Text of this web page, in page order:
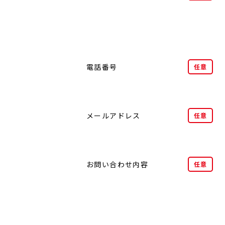
電話番号 任意
メールアドレス 任意
お問い合わせ内容 任意